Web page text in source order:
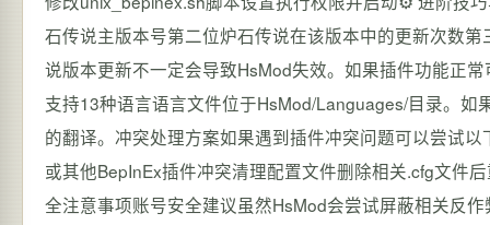
石传说主版本号第二位炉石传说在该版本中的更新次数
说版本更新不一定会导致HsMod失效。如果插件功能正
支持13种语言语言文件位于HsMod/Languages/目录。
的翻译。冲突处理方案如果遇到插件冲突问题可以尝试
或其他BepInEx插件冲突清理配置文件删除相关.cfg文件
全注意事项账号安全建议虽然HsMod会尝试屏蔽相关反